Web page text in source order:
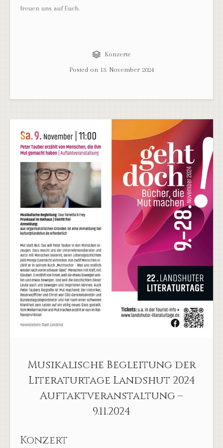
freuen uns auf Euch.
Konzerte
Posted on 13. November 2024
Musikalische Begleitung der
Literaturtage Landshut 2024
Auftaktveranstaltung –
9.11.2024
Konzert